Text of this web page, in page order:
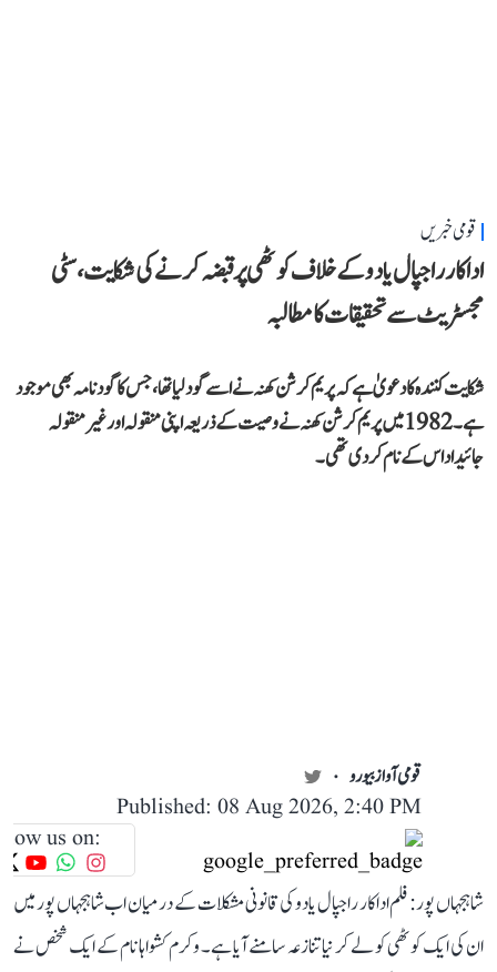
قومی خبریں
اداکار راجپال یادو کے خلاف کوٹھی پر قبضہ کرنے کی شکایت، سٹی
مجسٹریٹ سے تحقیقات کا مطالبہ
شکایت کنندہ کا دعویٰ ہے کہ پریم کرشن کھنہ نے اسے گود لیا تھا، جس کا گود نامہ بھی موجود
ہے۔ 1982 میں پریم کرشن کھنہ نے وصیت کے ذریعہ اپنی منقولہ اور غیر منقولہ
جائیداد اس کے نام کر دی تھی۔
قومی آواز بیورو
Published: 08 Aug 2026, 2:40 PM
us on:
شاہجہاں پور: فلم اداکار راجپال یادو کی قانونی مشکلات کے درمیان اب شاہجہاں پور میں
ان کی ایک کوٹھی کو لے کر نیا تنازعہ سامنے آیا ہے۔ وکرم کشواہا نام کے ایک شخص نے